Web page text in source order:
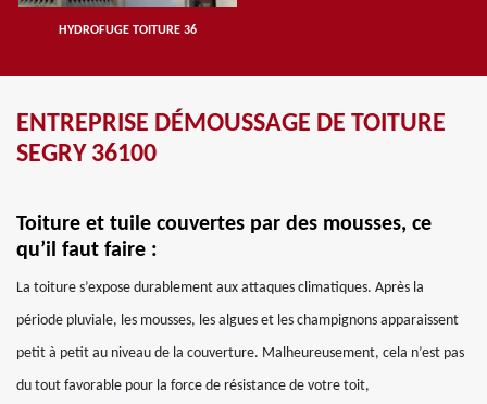
HYDROFUGE TOITURE 36
ENTREPRISE DÉMOUSSAGE DE TOITURE
SEGRY 36100
Toiture et tuile couvertes par des mousses, ce
qu’il faut faire :
La toiture s’expose durablement aux attaques climatiques. Après la
période pluviale, les mousses, les algues et les champignons apparaissent
petit à petit au niveau de la couverture. Malheureusement, cela n’est pas
du tout favorable pour la force de résistance de votre toit,